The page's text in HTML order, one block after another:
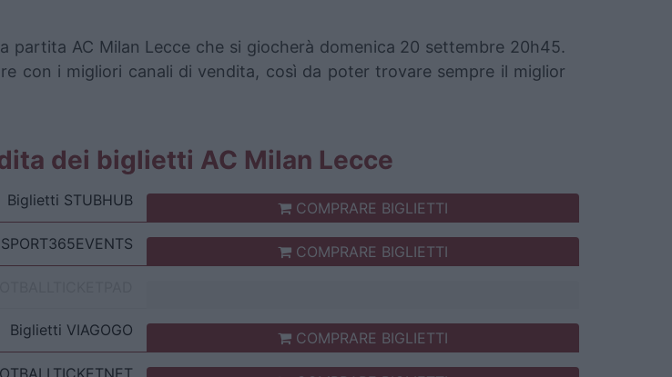
partita AC Milan Lecce che si giocherà domenica 20 settembre 20h45.
con i migliori canali di vendita, così da poter trovare sempre il miglior
dei biglietti AC Milan Lecce
Biglietti STUBHUB
COMPRARE BIGLIETTI
SPORT365EVENTS
COMPRARE BIGLIETTI
Biglietti VIAGOGO
COMPRARE BIGLIETTI